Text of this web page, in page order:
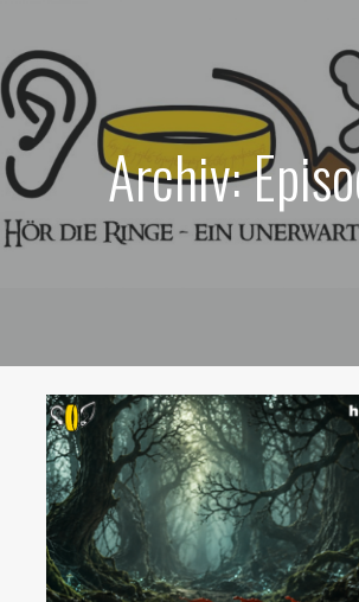
springen
HÖR DIE RINGE
Archiv: